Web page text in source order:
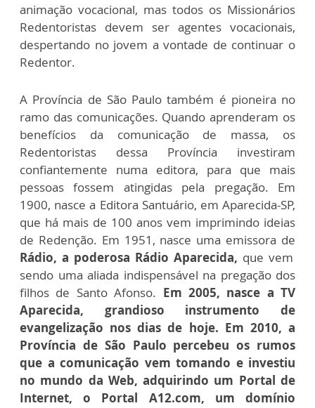
animação vocacional, mas todos os Missionários
Redentoristas devem ser agentes vocacionais,
despertando no jovem a vontade de continuar o
Redentor.
A Província de São Paulo também é pioneira no
ramo das comunicações. Quando aprenderam os
benefícios da comunicação de massa, os
Redentoristas dessa Província investiram
confiantemente numa editora, para que mais
pessoas fossem atingidas pela pregação. Em
1900, nasce a Editora Santuário, em Aparecida-SP,
que há mais de 100 anos vem imprimindo ideias
de Redenção. Em 1951, nasce uma emissora de
Rádio, a poderosa Rádio Aparecida, que vem
sendo uma aliada indispensável na pregação dos
filhos de Santo Afonso. Em 2005, nasce a TV
Aparecida, grandioso instrumento de
evangelização nos dias de hoje. Em 2010, a
Província de São Paulo percebeu os rumos
que a comunicação vem tomando e investiu
no mundo da Web, adquirindo um Portal de
Internet, o Portal A12.com, um domínio